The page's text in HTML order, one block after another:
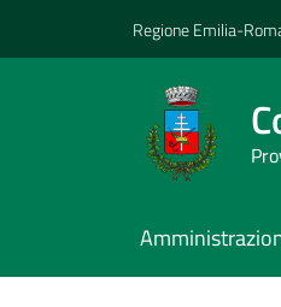
Regione Emilia-